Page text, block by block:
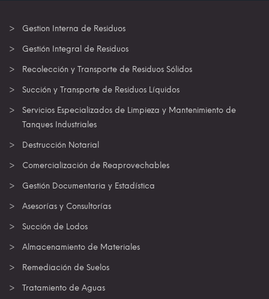
Gestion Interna de Residuos
Gestión Integral de Residuos
Recolección y Transporte de Residuos Sólidos
Succión y Transporte de Residuos Líquidos
Servicios Especializados de Limpieza y Mantenimiento de
Tanques Industriales
Destrucción Notarial
Comercialización de Reaprovechables
Gestión Documentaria y Estadística
Asesorías y Consultorías
Succión de Lodos
Almacenamiento de Materiales
Remediación de Suelos
Tratamiento de Aguas